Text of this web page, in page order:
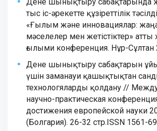
тыс іс-әрекетте құзіреттілік
«Ғылым және инновациялар:
мәселелер мен жетістіктер»
ғылыми конференция. Нұр-Сұлтан
Дене шынықтыру сабақтарын
үшін заманауи қашықтықтан
технологяларды қолдану //
научно-практическая
достижения европейской науки
(Болгария). 26-32 стр.ISSN 1561-